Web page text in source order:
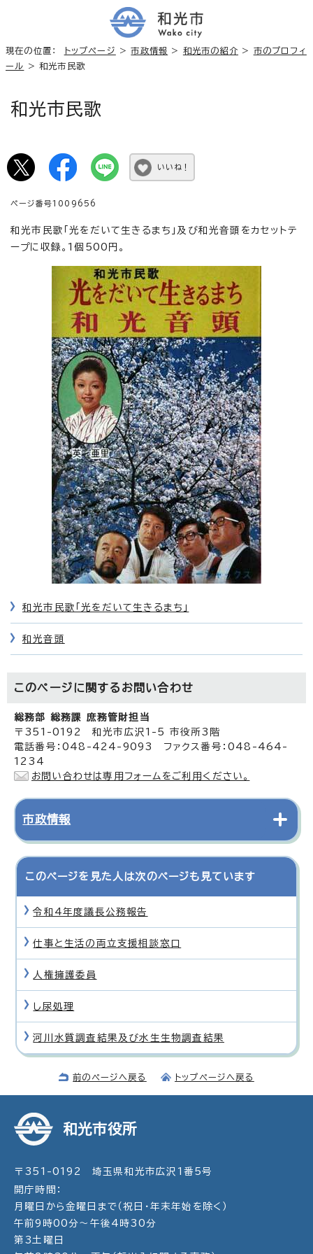
現在の位置： トップページ >市政情報 > 和光市の紹介 > 市のプロフィ
ール
> 和光市民歌
和光市民歌
いいね！
ページ番号1009656
和光市民歌「光をだいて生きるまち」及び和光音頭をカセットテ
ープに収録。1個500円。
和光市民歌「光をだいて生きるまち」
和光音頭
このページに関する お問い合わせ
総務部 総務課 庶務管財担当
〒351-0192 和光市広沢1-5 市役所3階
電話番号：048-424-9093 ファクス番号：048-464-
1234
お問い合わせは専用フォームをご利用ください。
市政情報
このページを見た人は次のページも見ています
令和4年度議長公務報告
仕事と生活の両立支援相談窓口
人権擁護委員
し尿処理
河川水質調査結果及び水生生物調査結果
前のページへ戻る トップページへ戻る
和光市役所
〒351-0192 埼玉県和光市広沢1番5号
開庁時間：
月曜日から金曜日まで（祝日・年末年始を除く）
午前9時00分～午後4時30分
第3土曜日